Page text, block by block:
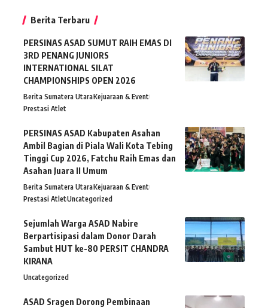
Berita Terbaru
PERSINAS ASAD SUMUT RAIH EMAS DI
3RD PENANG JUNIORS
INTERNATIONAL SILAT
CHAMPIONSHIPS OPEN 2026
Berita Sumatera UtaraKejuaraan & Event
Prestasi Atlet
PERSINAS ASAD Kabupaten Asahan
Ambil Bagian di Piala Wali Kota Tebing
Tinggi Cup 2026, Fatchu Raih Emas dan
Asahan Juara II Umum
Berita Sumatera UtaraKejuaraan & Event
Prestasi AtletUncategorized
Sejumlah Warga ASAD Nabire
Berpartisipasi dalam Donor Darah
Sambut HUT ke-80 PERSIT CHANDRA
KIRANA
Uncategorized
ASAD Sragen Dorong Pembinaan